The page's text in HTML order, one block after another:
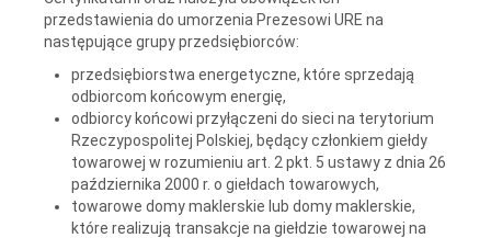
przedstawienia do umorzenia Prezesowi URE na
następujące grupy przedsiębiorców:
przedsiębiorstwa energetyczne, które sprzedają
odbiorcom końcowym energię,
odbiorcy końcowi przyłączeni do sieci na terytorium
Rzeczypospolitej Polskiej, będący członkiem giełdy
towarowej w rozumieniu art. 2 pkt. 5 ustawy z dnia 26
października 2000 r. o giełdach towarowych,
towarowe domy maklerskie lub domy maklerskie,
które realizują transakcje na giełdzie towarowej na